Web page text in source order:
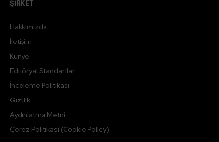
ŞİRKET
Hakkımızda
İletişim
Künye
Editöryal Standartlar
İnceleme Politikası
Gizlilik
Aydınlatma Metni
Çerez Politikası (Cookie Policy)